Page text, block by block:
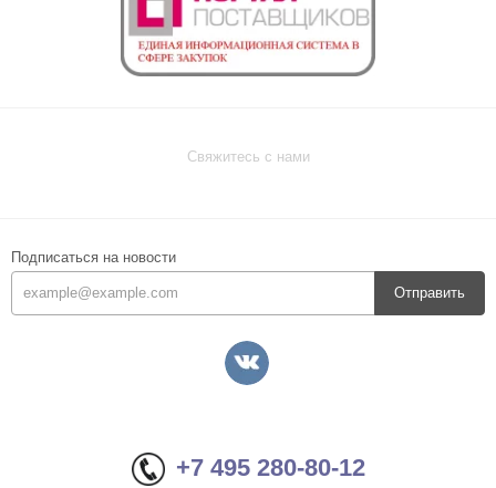
Свяжитесь с нами
Подписаться на новости
Отправить
+7 495 280-80-12